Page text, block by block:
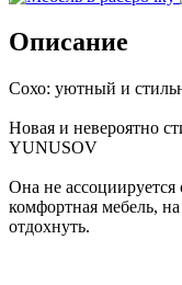
Описание
Сохо: уютный и
Новая и невероятно
YUNUSOV
Она не ассоциируется
комфортная мебель,
отдохнуть.